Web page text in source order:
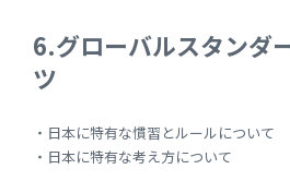
6.グローバルスタンダ
ツ
・日本に特有な慣習とルールについて
・日本に特有な考え方について